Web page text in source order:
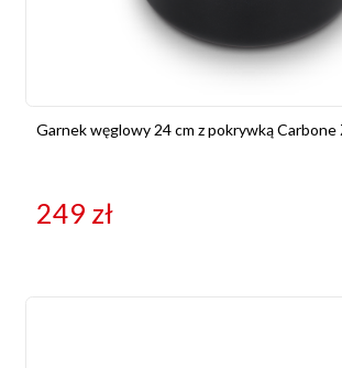
Garnek węglowy 24 cm z pokrywką
249 zł